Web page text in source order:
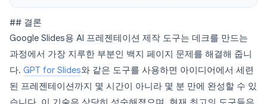
## 결론
Google Slides용 AI 프레젠테이션 제작 도구는 데크를 만드는
과정에서 가장 지루한 부분인 백지 페이지 문제를 해결해 줍니
다. GPT for Slides와 같은 도구를 사용하면 아이디어에서 세련
된 프레젠테이션까지 몇 시간이 아니라 몇 분 만에 완성할 수 있